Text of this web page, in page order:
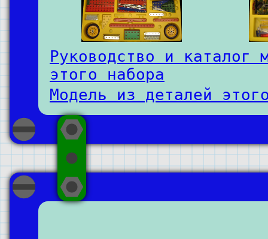
Руководство и каталог
этого набора
Модель из деталей